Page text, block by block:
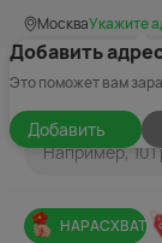
МоскваУкажите
Добавить
Это поможет вам
Добавить
НАРАСХВАТ